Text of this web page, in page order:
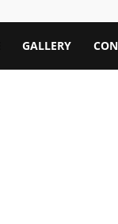
GALLERY